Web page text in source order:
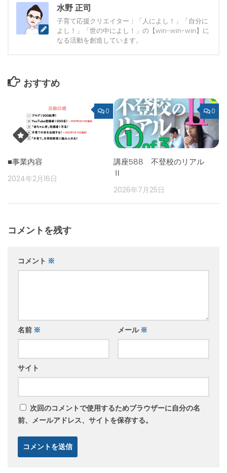
水野 正司
子育て応援クリエイター：「人によし！」「自分に
よし！」「世の中によし！」の【win-win-win】に
なる活動を創造しています。
おすすめ
0
■事業内容
2024年2月16日
0
講座588 不登校のリアル
Ⅱ
2026年7月25日
コメントを残す
コメント ※
名前 ※ メール ※
サイト
次回のコメントで使用するためブラウザーに自分の名
前、メールアドレス、サイトを保存する。